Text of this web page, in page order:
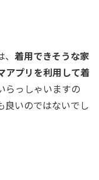
着用できそうな家
アプリを利用して着
らっしゃいますの
良いのではないでし